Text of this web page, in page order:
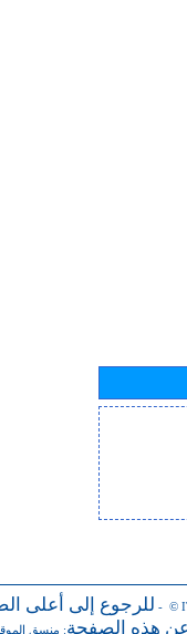
للرجوع إلى أعلى - ©
عن هذه الصفحة: منسق